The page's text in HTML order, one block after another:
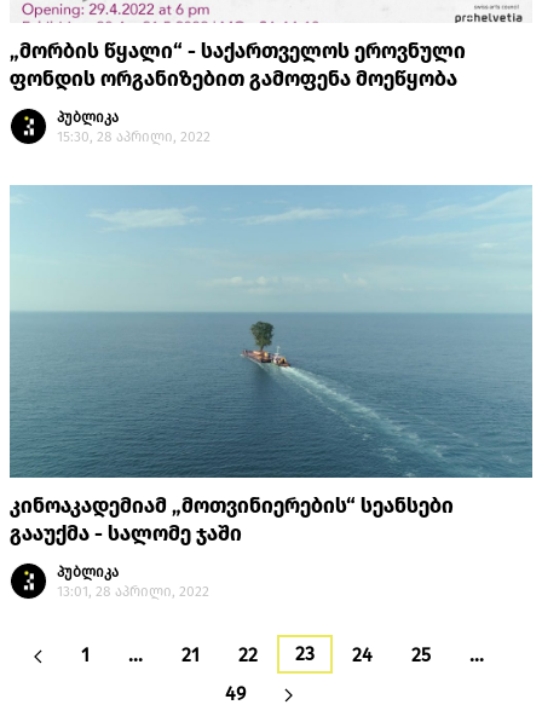
„მორბის წყალი“ - საქართველოს ეროვნული
ფონდის ორგანიზებით გამოფენა მოეწყობა
პუბლიკა
15:30, 28 აპრილი, 2022
კინოაკადემიამ „მოთვინიერების“ სეანსები
გააუქმა - სალომე ჯაში
პუბლიკა
13:01, 28 აპრილი, 2022
1 … 21 22 23 24 25
…
49